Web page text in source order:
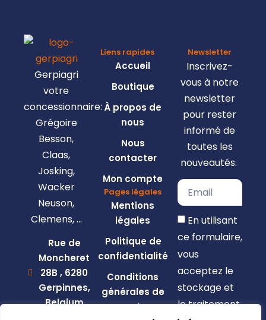
Gerpiagri
votre
concessionnaire:
Grégoire
Besson,
Claas,
Josking,
Wacker
Neuson,
Clemens, …
Rue de
Moncheret
28B , 6280
Gerpinnes,
Belgium
Liens rapides
Accueil
Boutique
À propos de
nous
Nous
contacter
Mon compte
Pages légales
Mentions
légales
Politique de
confidentialité
Conditions
générales de
vente
Newsletter
Inscrivez-
vous à notre
newsletter
pour rester
informé de
toutes les
nouveautés.
En utilisant
ce formulaire,
vous
acceptez le
stockage et
le traitement